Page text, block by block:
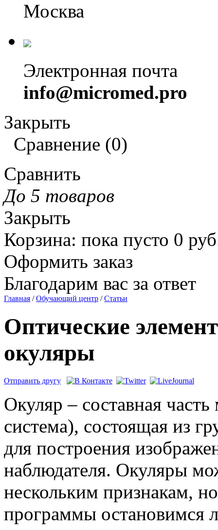
Москва
Электронная почта
info@micromed.pro
Закрыть
Сравнение (0)
Сравнить
До 5 товаров
Закрыть
Корзина: пока пусто 0
Оформить заказ
Благодарим вас за ответ
Главная / Обучающий центр / Статьи
Оптические
окуляры
Отправить другу
Окуляр – составная
система), состоящая из
для построения
наблюдателя. Окуляры
нескольким признакам,
программы остановимся